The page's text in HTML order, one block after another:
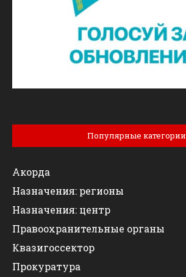
Популярные категории
Акорда
Назначения: регионы
Назначения: центр
Правоохранительные органы
Квазигоссектор
Прокуратура